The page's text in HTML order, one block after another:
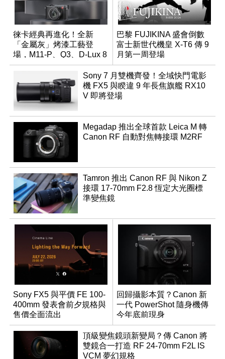
徠卡經典再進化！全新
「金屬灰」烤漆工藝登
場，M11-P、Q3、D-Lux 8
領銜換裝
巴黎 FUJIKINA 盛會倒數
富士新世代機皇 X-T6 傳 9
月第一周登場
Sony 7 月雙機齊發！全域快門電影
機 FX5 與睽違 9 年長焦旗艦 RX10
V 即將登場
Megadap 推出全球首款 Leica M 轉
Canon RF 自動對焦轉接環 M2RF
Tamron 推出 Canon RF 與 Nikon Z
接環 17-70mm F2.8 恆定大光圈標
準變焦鏡
Sony FX5 與平價 FE 100-
400mm 發表會前夕規格與
售價全面流出
回歸攝影本質？Canon 新
一代 PowerShot 隨身機傳
今年底前現身
頂級變焦鏡頭新變局？傳 Canon 將
雙鏡合一打造 RF 24-70mm F2L IS
VCM 夢幻規格